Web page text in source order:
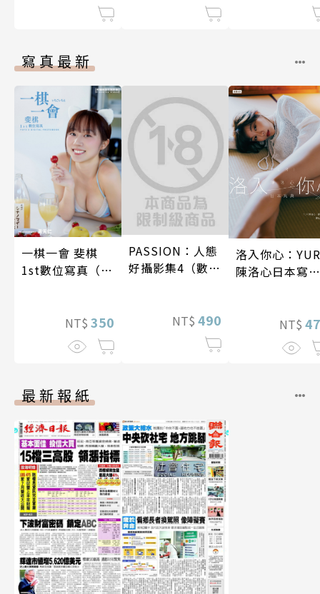
寫真最新
一棋一會 斐棋
1st數位寫真（含
NT$ 350
PASSION：人態
好攝影集4（數位
NT$ 490
洛入你心：
陳洛心日本寫真
NT$
最新報紙